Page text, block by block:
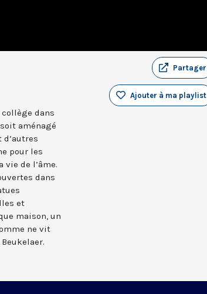
Partager
Ajouter à ma playlist
collège dans
aménagé
pour les
de l’âme.
dans
et
maison, un
ne vit